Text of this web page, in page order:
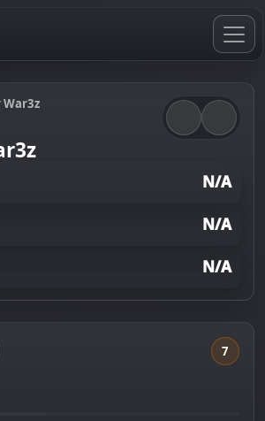
War3z
N/A
N/A
N/A
7
изображение